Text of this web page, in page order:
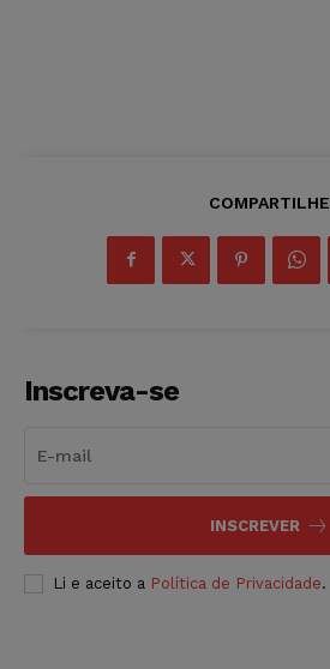
COMPARTILHE
Inscreva-se
INSCREVER
Li e aceito a Política de Privacidade.